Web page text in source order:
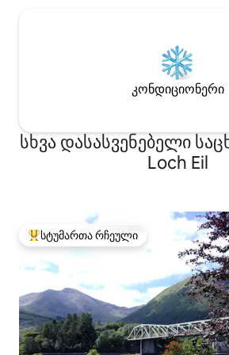
ისკენ Mull- ისკენ და ზღვისკენ
Ardnamurchan Point- ისკენ.
კონდიციონერი
სხვა დასასვენებელი
Loch Eil
სტუმართა რჩეული მოწინავე ვარიანტი
სტუმართა რჩეული